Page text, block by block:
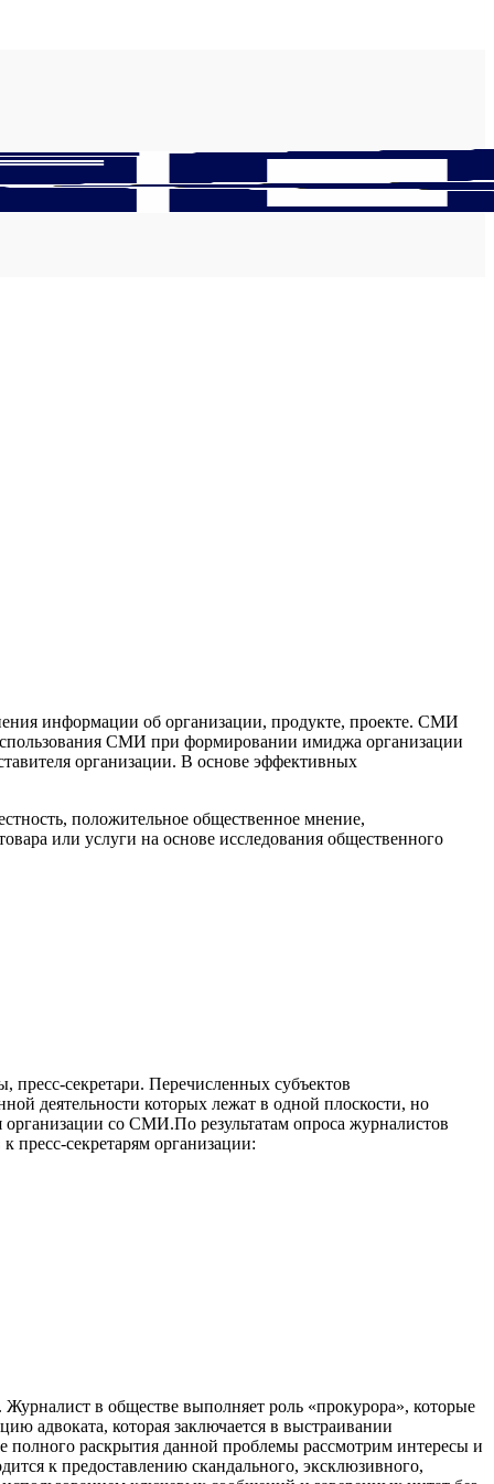
информации об организации, продукте, проекте. СМИ
СМИ при формировании имиджа организации
организации. В основе эффективных
положительное общественное мнение,
или услуги на основе исследования общественного
секретари. Перечисленных субъектов
деятельности которых лежат в одной плоскости, но
со СМИ.По результатам опроса журналистов
секретарям организации:
в обществе выполняет роль «прокурора», которые
адвоката, которая заключается в выстраивании
полного раскрытия данной проблемы рассмотрим интересы и
к предоставлению скандального, эксклюзивного,